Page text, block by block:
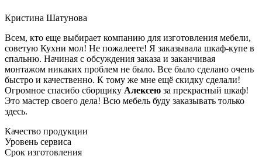
Кристина Шатунова
Всем, кто еще выбирает компанию для изготовления мебели,
советую Кухни мол! Не пожалеете! Я заказывала шкаф-купе в
спальню. Начиная с обсуждения заказа и заканчивая
монтажом никаких проблем не было. Все было сделано очень
быстро и качественно. К тому же мне ещё скидку сделали!
Огромное спасибо сборщику Алексею за прекрасный шкаф!
Это мастер своего дела! Всю мебель буду заказывать только
здесь.
Качество продукции
Уровень сервиса
Срок изготовления